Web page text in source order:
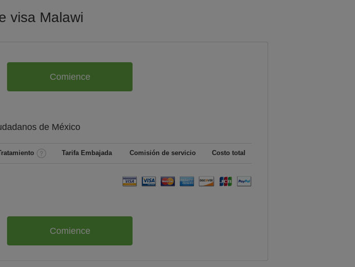
visa Malawi
Comience
de México
Tarifa Embajada Comisión de servicio Costo total
Comience